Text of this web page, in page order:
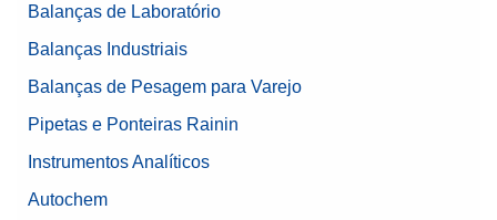
Balanças de Laboratório
Balanças Industriais
Balanças de Pesagem para Varejo
Pipetas e Ponteiras Rainin
Instrumentos Analíticos
Autochem